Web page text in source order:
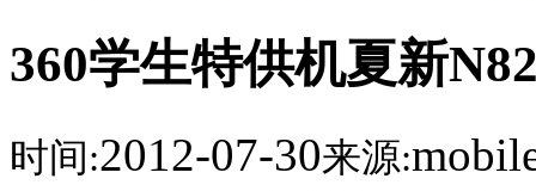
360学生特供机夏新
时间:2012-07-30来源: